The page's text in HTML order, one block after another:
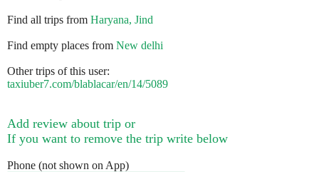
Find all trips from Haryana, Jind
Find empty places from New delhi
Other trips of this user:
taxiuber7.com/blablacar/en/14/5089
Add review about trip or
If you want to remove the trip write below
Phone (not shown on App)